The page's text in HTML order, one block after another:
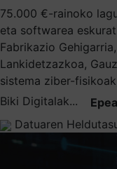
75.000 €-rainoko
eta softwarea
Fabrikazio
Lankidetzazkoa,
sistema ziber-
Biki Digitalak...
Datuaren